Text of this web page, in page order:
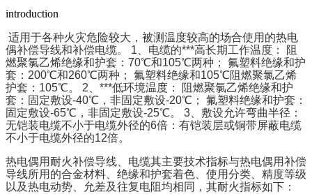
introduction
适用于各种火灾危险较大，被测温度较高的场合使用的热电
偶补偿导线和补偿电缆。 1、电缆的***高长期工作温度： 阻
燃聚氯乙烯绝缘和护套：70℃和105℃两种； 氟塑料绝缘和护
套：200℃和260℃两种； 氟塑料绝缘和105℃阻燃聚氯乙烯
护套：105℃。 2、***低环境温度： 阻燃聚氯乙烯绝缘和护
套：固定敷设-40℃，非固定敷设-20℃； 氟塑料绝缘和护套：
固定敷设-65℃，非固定敷设-25℃。 3、敷设允许弯曲半径：
无铠装电缆不小于电缆外径的6倍：有铠装层或铜带屏蔽电缆
不小于电缆外径的12倍。
热电偶用耐火补偿导线、电缆其主要技术指标与热电偶用补偿
导线所用的合金材料、绝缘和护套着色、使用分类、精度等级
以及热电动势、允差及往复电阻均相同，其耐火指标如下：